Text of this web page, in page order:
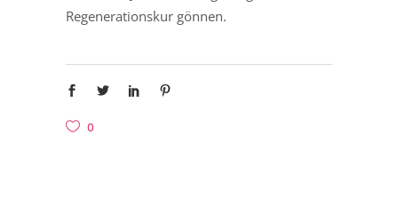
Regenerationskur gönnen.
0